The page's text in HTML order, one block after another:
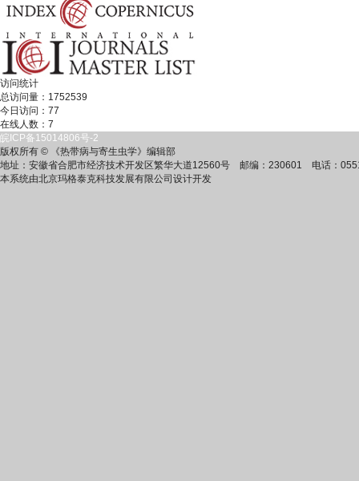
访问统计
总访问量： 1752539
今日访问： 77
在线人数： 7
皖ICP备15014806号-2
版权所有 © 《热带病与寄生虫学》编辑部
地址：安徽省合肥市经济技术开发区繁华大道12560号 邮编：230601 电话：
本系统由北京玛格泰克科技发展有限公司设计开发